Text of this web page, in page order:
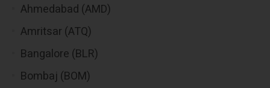
Ahmedabad (AMD)
Amritsar (ATQ)
Bangalore (BLR)
Bombaj (BOM)